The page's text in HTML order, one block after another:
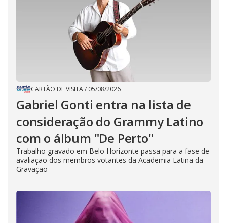
CARTÃO DE VISITA/ 05/08/2026
Gabriel Gonti entra na lista de
consideração do Grammy Latino
com o álbum "De Perto"
Trabalho gravado em Belo Horizonte passa para a fase de
avaliação dos membros votantes da Academia Latina da
Gravação